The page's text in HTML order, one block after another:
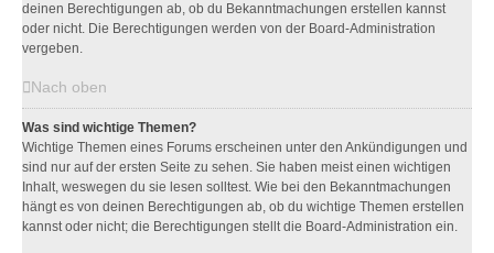
deinen Berechtigungen ab, ob du Bekanntmachungen erstellen kannst
oder nicht. Die Berechtigungen werden von der Board-Administration
vergeben.
Nach oben
Was sind wichtige Themen?
Wichtige Themen eines Forums erscheinen unter den Ankündigungen und
sind nur auf der ersten Seite zu sehen. Sie haben meist einen wichtigen
Inhalt, weswegen du sie lesen solltest. Wie bei den Bekanntmachungen
hängt es von deinen Berechtigungen ab, ob du wichtige Themen erstellen
kannst oder nicht; die Berechtigungen stellt die Board-Administration ein.